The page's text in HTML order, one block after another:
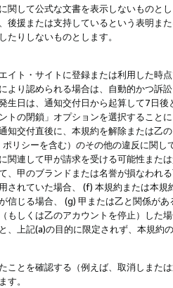
関して公式な文書を表示しないもの
後援または支持しているという表明ま
たりしないものとします。
イト・サイトに登録または利用した時
より認められる場合は、自動的かつ訴
生日は、通知交付日から起算して7日
トの閉鎖」オプションを選択するこ
知交付直後に、本規約を解除または乙
リシーを含む）のその他の違反に関
関連して甲が請求を受ける可能性また
、甲のブランドまたは名誉が損なわれ
されていた場合、 (f) 本規約または本
信じる場合、 (g) 甲または乙と関係が
もしくは乙のアカウントを停止）した
、上記(a)の目的に限定されず、本規
ことを確認する（例えば、取消しまた
す。